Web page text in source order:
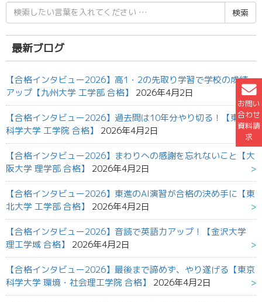
お問い
合わせ
資料請
求
検
索
結
果:
最新ブログ
【合格インタビュー2026】高1・2の先取り学習で学校の成績
アップ【九州大学 工学部 合格】
2026年4月2日
【合格インタビュー2026】過去問は10年分やり切る！【東京
科学大学 工学院 合格】
2026年4月2日
【合格インタビュー2026】まわりへの感謝を忘れないこと【大
阪大学 理学部 合格】
2026年4月2日
【合格インタビュー2026】東進のAI演習が合格の決め手に【東
北大学 工学部 合格】
2026年4月2日
【合格インタビュー2026】音読で英語力アップ！【金沢大学
理工学域 合格】
2026年4月2日
【合格インタビュー2026】最後まで諦めず、やり遂げる【東京
科学大学 環境・社会理工学院 合格】
2026年4月2日